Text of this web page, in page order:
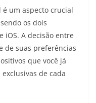
é um aspecto crucial
os dois
iOS. A decisão entre
de suas preferências
que você já
de cada